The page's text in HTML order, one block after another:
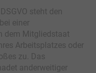
steht den
einer
dem Mitgliedstaat
Arbeitsplatzes oder
zu. Das
anderweitiger